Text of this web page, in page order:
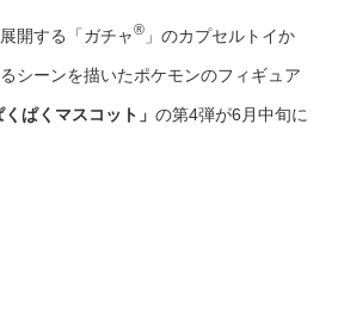
開する「ガチャ®」のカプセルトイか
シーンを描いたポケモンのフィギュア
ぱくマスコット」 の第4弾が6月中旬に